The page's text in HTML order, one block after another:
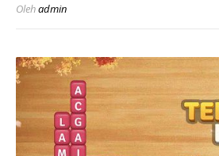
Olehadmin